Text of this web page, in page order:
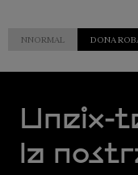
NNORMAL DONA
Uneix-
la